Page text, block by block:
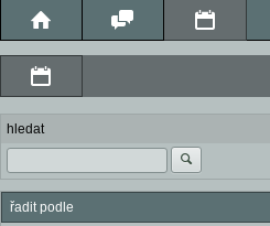
hledat
řadit podle